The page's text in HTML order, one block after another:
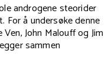
androgene steorider
For å undersøke denne
John Malouff og Jim
sammen